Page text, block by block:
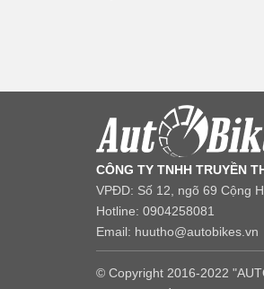
CÔNG TY TNHH TRUYỀN
VPĐD: Số 12, ngõ 69 Cộng
Hotline: 0904258081
Email: huutho@autobikes.vn
© Copyright 2016-2022